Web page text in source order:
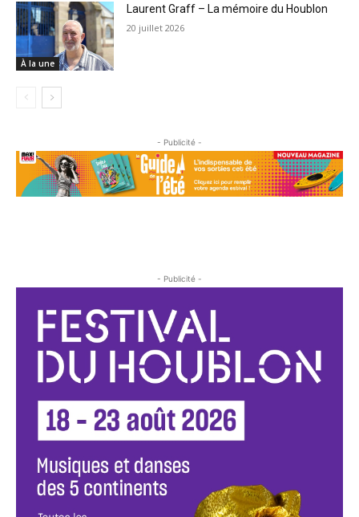
À la une
Laurent Graff – La mémoire du Houblon
20 juillet 2026
- Publicité -
- Publicité -